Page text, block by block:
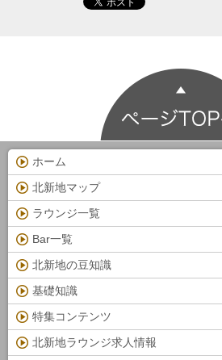
ホーム
北新地マップ
ラウンジ一覧
Bar一覧
北新地の豆知識
基礎知識
特集コンテンツ
北新地ラウンジ求人情報